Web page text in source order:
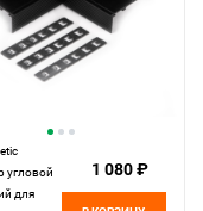
угловой
для
1 080 ₽